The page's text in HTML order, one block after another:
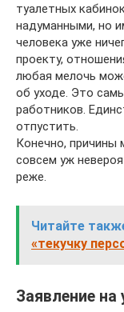
туалетных
надуманными, но
человека уже
проекту,
любая мелочь
об уходе. Это
работников.
отпустить.
Конечно, причины
совсем уж
реже.
Читайте
«текучку
Заявление на